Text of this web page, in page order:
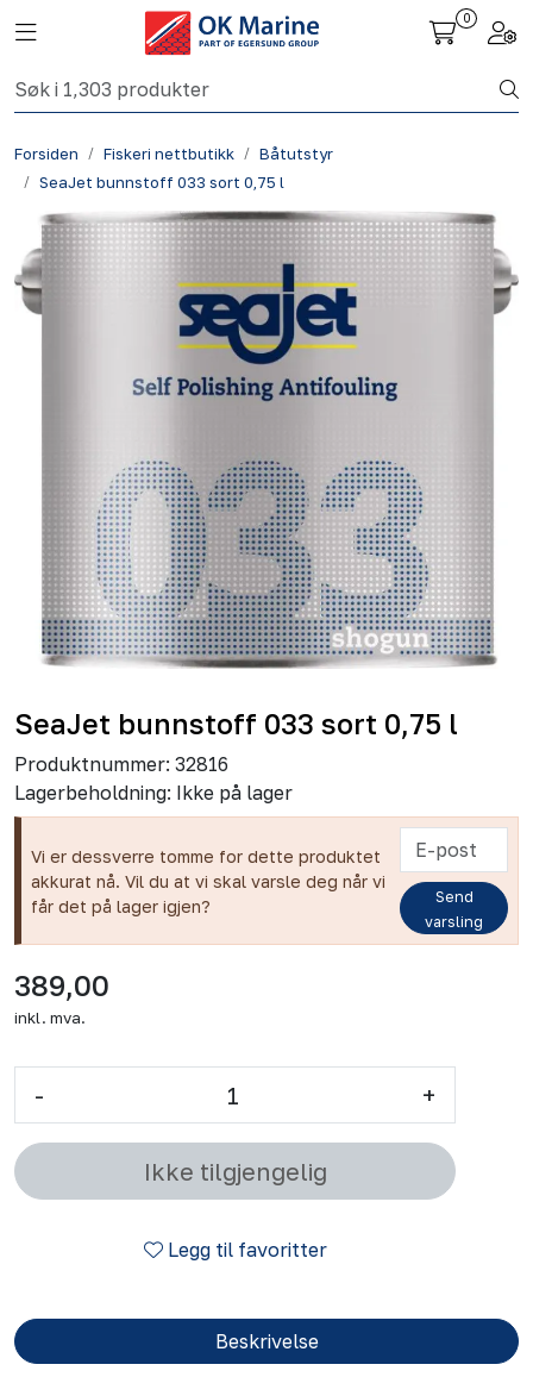
Skip to main content
Toggle navigation
0
Forsiden Fiskeri nettbutikk
Båtutstyr
SeaJet bunnstoff 033 sort 0,75 l
SeaJet bunnstoff 033 sort 0,75 l
Produktnummer: 32816
Lagerbeholdning: Ikke på lager
Vi er dessverre tomme for dette produktet
akkurat nå. Vil du at vi skal varsle deg når vi
får det på lager igjen?
Send
varsling
389,00
inkl. mva.
- +
Ikke tilgjengelig
Legg til favoritter
Beskrivelse
Fiskeri nettbutikk
Havbruk
Aktuelt
Om oss